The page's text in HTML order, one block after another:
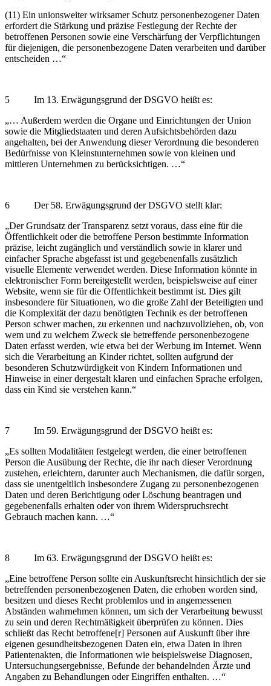
(11) Ein unionsweiter wirksamer Schutz personenbezogener Daten
erfordert die Stärkung und präzise Festlegung der Rechte der
betroffenen Personen sowie eine Verschärfung der Verpflichtungen
für diejenigen, die personenbezogene Daten verarbeiten und darüber
entscheiden …“
5 Im 13. Erwägungsgrund der DSGVO heißt es:
„… Außerdem werden die Organe und Einrichtungen der Union
sowie die Mitgliedstaaten und deren Aufsichtsbehörden dazu
angehalten, bei der Anwendung dieser Verordnung die besonderen
Bedürfnisse von Kleinstunternehmen sowie von kleinen und
mittleren Unternehmen zu berücksichtigen. …“
6 Der 58. Erwägungsgrund der DSGVO stellt klar:
„Der Grundsatz der Transparenz setzt voraus, dass eine für die
Öffentlichkeit oder die betroffene Person bestimmte Information
präzise, leicht zugänglich und verständlich sowie in klarer und
einfacher Sprache abgefasst ist und gegebenenfalls zusätzlich
visuelle Elemente verwendet werden. Diese Information könnte in
elektronischer Form bereitgestellt werden, beispielsweise auf einer
Website, wenn sie für die Öffentlichkeit bestimmt ist. Dies gilt
insbesondere für Situationen, wo die große Zahl der Beteiligten und
die Komplexität der dazu benötigten Technik es der betroffenen
Person schwer machen, zu erkennen und nachzuvollziehen, ob, von
wem und zu welchem Zweck sie betreffende personenbezogene
Daten erfasst werden, wie etwa bei der Werbung im Internet. Wenn
sich die Verarbeitung an Kinder richtet, sollten aufgrund der
besonderen Schutzwürdigkeit von Kindern Informationen und
Hinweise in einer dergestalt klaren und einfachen Sprache erfolgen,
dass ein Kind sie verstehen kann.“
7 Im 59. Erwägungsgrund der DSGVO heißt es:
„Es sollten Modalitäten festgelegt werden, die einer betroffenen
Person die Ausübung der Rechte, die ihr nach dieser Verordnung
zustehen, erleichtern, darunter auch Mechanismen, die dafür sorgen,
dass sie unentgeltlich insbesondere Zugang zu personenbezogenen
Daten und deren Berichtigung oder Löschung beantragen und
gegebenenfalls erhalten oder von ihrem Widerspruchsrecht
Gebrauch machen kann. …“
8 Im 63. Erwägungsgrund der DSGVO heißt es:
„Eine betroffene Person sollte ein Auskunftsrecht hinsichtlich der sie
betreffenden personenbezogenen Daten, die erhoben worden sind,
besitzen und dieses Recht problemlos und in angemessenen
Abständen wahrnehmen können, um sich der Verarbeitung bewusst
zu sein und deren Rechtmäßigkeit überprüfen zu können. Dies
schließt das Recht betroffene[r] Personen auf Auskunft über ihre
eigenen gesundheitsbezogenen Daten ein, etwa Daten in ihren
Patientenakten, die Informationen wie beispielsweise Diagnosen,
Untersuchungsergebnisse, Befunde der behandelnden Ärzte und
Angaben zu Behandlungen oder Eingriffen enthalten. …“